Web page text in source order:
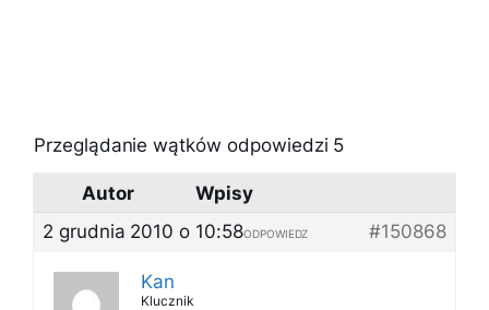
Przeglądanie wątków odpowiedzi 5
Autor
Wpisy
2 grudnia 2010 o 10:58
#150868
ODPOWIEDZ
Kan
Klucznik